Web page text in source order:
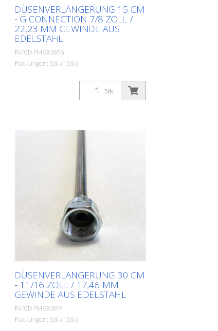
DÜSENVERLÄNGERUNG 15 CM
- G CONNECTION 7/8 ZOLL /
22,23 MM GEWINDE AUS
EDELSTAHL
RMCD-FM63008G
Packungen: Stk. (1Stk.)
Düsenverlängerungen für 7/8 Zoll (22,23
mm) Gewinde. Länge: 15 cm Material:
Edelstahl Anschluss Farbpistole: 11/16
und strapazierfähig. Made in EUROPE!
Stk.
DÜSENVERLÄNGERUNG 30 CM
- 11/16 ZOLL / 17,46 MM
GEWINDE AUS EDELSTAHL
RMCD-FM63009F
Packungen: Stk. (1Stk.)